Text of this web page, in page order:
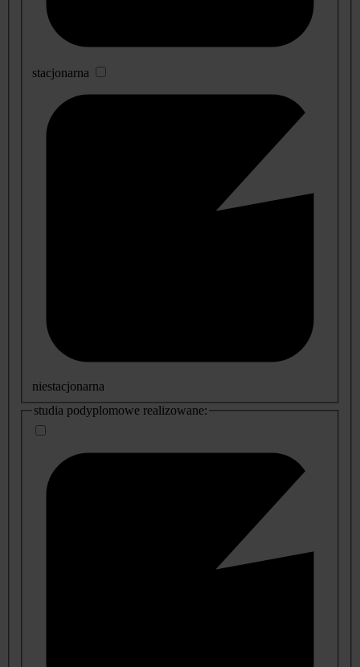
stacjonarna
niestacjonarna
studia podyplomowe realizowane: